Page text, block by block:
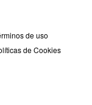
de uso
de Cookies